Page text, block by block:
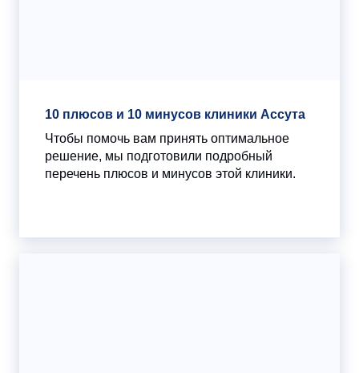
10 плюсов и 10 минусов клиники Ассута
Чтобы помочь вам принять оптимальное
решение, мы подготовили подробный
перечень плюсов и минусов этой клиники.